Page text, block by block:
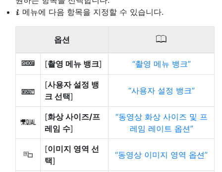
i 메뉴에 다음 항목을 지정할 수 있습니다.
옵션 0
n [촬영 메뉴 뱅크] 촬영 메뉴 뱅크
j
[사용자 설정 뱅
크 선택]
사용자 설정 뱅크
G
[화상 사이즈/프
레임 수]
동영상 화상 사이즈 및 프
레임 레이트 옵션
J
[이미지 영역 선
택]
동영상 이미지 영역 옵션